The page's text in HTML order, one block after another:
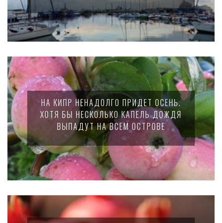
НА КИПР НЕНАДОЛГО ПРИДЕТ ОСЕНЬ.
ХОТЯ БЫ НЕСКОЛЬКО КАПЕЛЬ ДОЖДЯ
ВЫПАДУТ НА ВСЕМ ОСТРОВЕ